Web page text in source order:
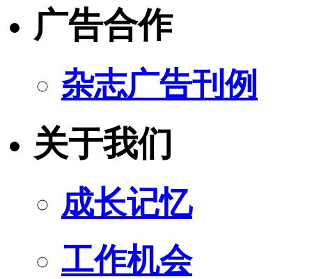
广告合作
杂志广告刊例
关于我们
成长记忆
工作机会